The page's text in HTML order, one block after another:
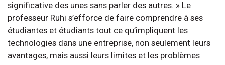
significative des unes sans parler des autres. » Le
professeur Ruhi s’efforce de faire comprendre à ses
étudiantes et étudiants tout ce qu’impliquent les
technologies dans une entreprise, non seulement leurs
avantages, mais aussi leurs limites et les problèmes